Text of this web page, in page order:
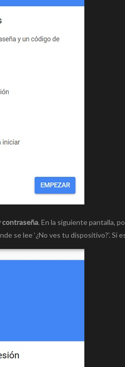
contraseña. En la siguiente pantalla,
se lee ‘¿No ves tu dispositivo?’. Si